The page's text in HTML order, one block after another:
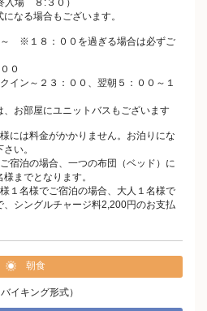
入場 ８:３０）
なる場合もございます。
※１８：００を過ぎる場合は必ずご
０
ン～２３：００、翌朝５：００～１
お部屋にユニットバスもございます
には料金がかかりません。お泊りにな
い。
宿泊の場合、一つの布団（ベッド）に
までとなります。
１名様でご宿泊の場合、大人１名様で
シングルチャージ料2,200円のお支払
朝食
イキング形式）